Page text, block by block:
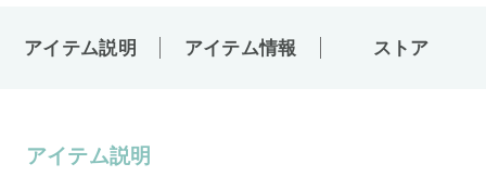
アイテム説明 アイテム情報 ストア
アイテム説明